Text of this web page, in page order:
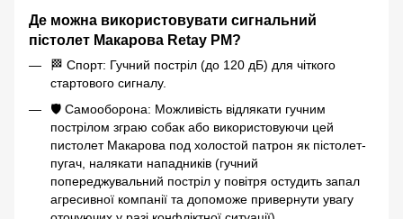
Де можна використовувати сигнальний
пістолет Макарова Retay PM?
🏁 Спорт: Гучний постріл (до 120 дБ) для чіткого
стартового сигналу.
🛡️ Самооборона: Можливість відлякати гучним
пострілом зграю собак або використовуючи цей
пистолет Макарова под холостой патрон як пістолет-
пугач, налякати нападників (гучний
попереджувальний постріл у повітря остудить запал
агресивної компанії та допоможе привернути увагу